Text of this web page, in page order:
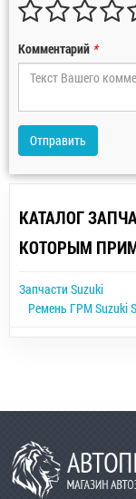
Комментарий *
Отправить
КАТАЛОГ
КОТОРЫМ
Запчасти Suzuki
Ремень ГРМ Suzuki